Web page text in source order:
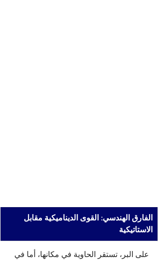
الفارق الهندسي: القوى الديناميكية مقابل
الاستاتيكية
على البر، تستقر الحاوية في مكانها، أما في